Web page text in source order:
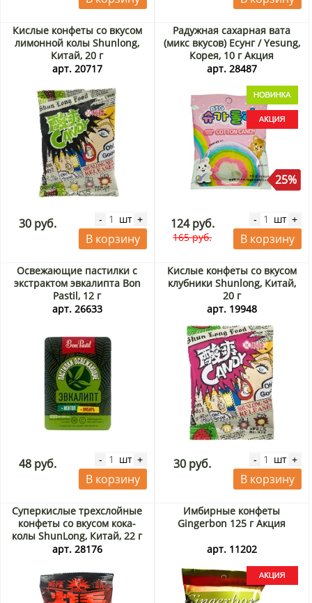
Кислые конфеты со вкусом
лимонной колы Shunlong,
Китай, 20 г
арт. 20717
30 руб. - шт +
В корзину
Радужная сахарная вата
(микс вкусов) Есунг / Yesung,
Корея, 10 г Акция
арт. 28487
25%
124 руб.
165 руб.
- шт +
В корзину
Освежающие пастилки с
экстрактом эвкалипта Bon
Pastil, 12 г
арт. 26633
48 руб. - шт +
В корзину
Кислые конфеты со вкусом
клубники Shunlong, Китай,
20 г
арт. 19948
30 руб. - шт +
В корзину
Суперкислые трехслойные
конфеты со вкусом кока-
колы ShunLong, Китай, 22 г
арт. 28176
Имбирные конфеты
Gingerbon 125 г Акция
арт. 11202